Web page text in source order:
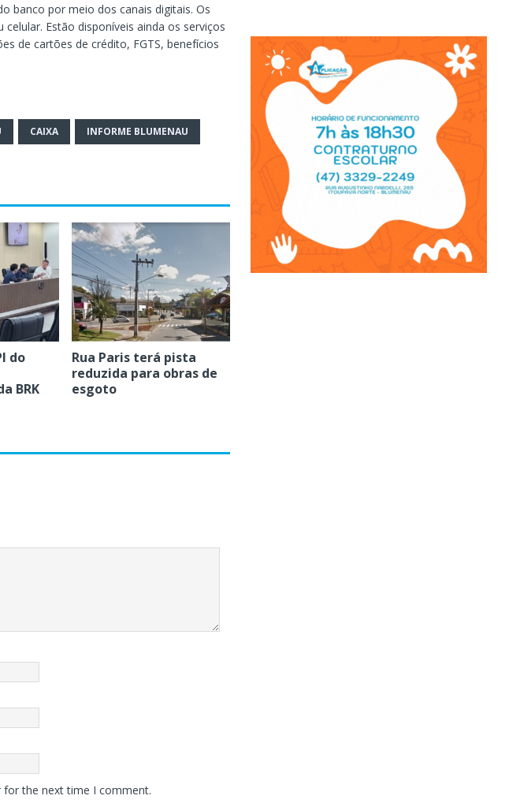
banco por meio dos canais digitais. Os
Estão disponíveis ainda os serviços
de cartões de crédito, FGTS, benefícios
CAIXA INFORME BLUMENAU
do
BRK
Rua Paris terá pista
reduzida para obras de
esgoto
for the next time I comment.